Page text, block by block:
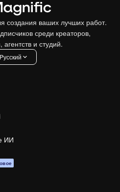
создания ваших лучших работ.
среди креаторов,
и студий.
Pусский
ИИ